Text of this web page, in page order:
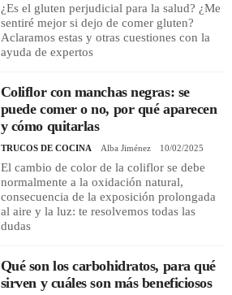
¿Es el gluten perjudicial para la salud? ¿Me
sentiré mejor si dejo de comer gluten?
Aclaramos estas y otras cuestiones con la
ayuda de expertos
Coliflor con manchas negras: se
puede comer o no, por qué aparecen
y cómo quitarlas
TRUCOS DE COCINA Alba Jiménez 10/02/2025
El cambio de color de la coliflor se debe
normalmente a la oxidación natural,
consecuencia de la exposición prolongada
al aire y la luz: te resolvemos todas las
dudas
Qué son los carbohidratos, para qué
sirven y cuáles son más beneficiosos